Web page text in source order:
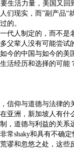
生活力量，美国又回
们现实，而”副产品“
的。
代人制定的，而不是
父辈人没有可能尝试
今的中国与如今的美
活经历和选择的可能
信仰与道德与法律的
亚洲，新加坡人有什
，道德与利益的关系
常shaky和具有不确定
谬和忽悠之处，这些